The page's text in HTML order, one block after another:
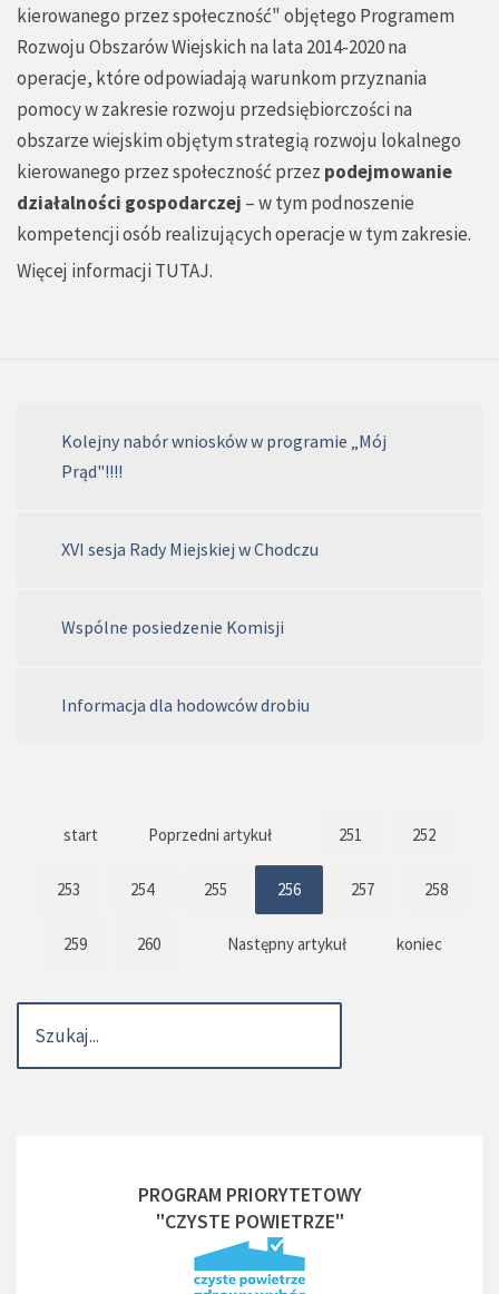
kierowanego przez społeczność" objętego Programem
Rozwoju Obszarów Wiejskich na lata 2014-2020 na
operacje, które odpowiadają warunkom przyznania
pomocy w zakresie rozwoju przedsiębiorczości na
obszarze wiejskim objętym strategią rozwoju lokalnego
kierowanego przez społeczność przez podejmowanie
działalności gospodarczej – w tym podnoszenie
kompetencji osób realizujących operacje w tym zakresie.
Więcej informacji TUTAJ.
Kolejny nabór wniosków w programie „Mój
Prąd"!!!!
XVI sesja Rady Miejskiej w Chodczu
Wspólne posiedzenie Komisji
Informacja dla hodowców drobiu
start Poprzedni artykuł 251 252
253 254 255 256 257 258
259 260 Następny artykuł koniec
PROGRAM PRIORYTETOWY
"CZYSTE POWIETRZE"